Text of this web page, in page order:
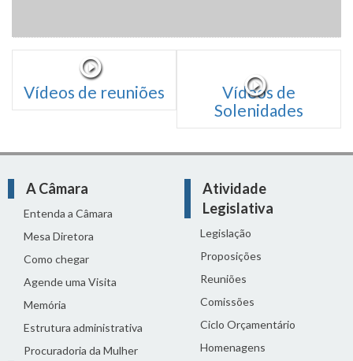
Vídeos de reuniões
Vídeos de
Solenidades
A Câmara
Entenda a Câmara
Mesa Diretora
Como chegar
Agende uma Visita
Memória
Estrutura administrativa
Procuradoria da Mulher
Atividade
Legislativa
Legislação
Proposições
Reuniões
Comissões
Ciclo Orçamentário
Homenagens